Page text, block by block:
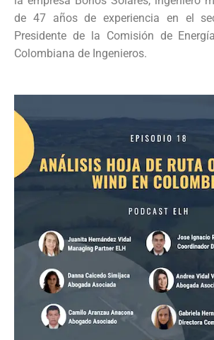
de 47 años de experiencia en el
Presidente de la Comisión de
Colombiana de Ingenieros.